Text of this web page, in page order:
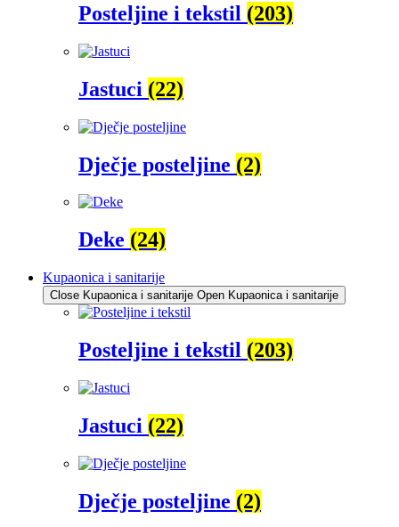
Posteljine i tekstil (203)
Jastuci (22)
Dječje posteljine (2)
Deke (24)
Kupaonica i sanitarije
Close Kupaonica i sanitarije Open Kupaonica i sanitarije
Posteljine i tekstil (203)
Jastuci (22)
Dječje posteljine (2)